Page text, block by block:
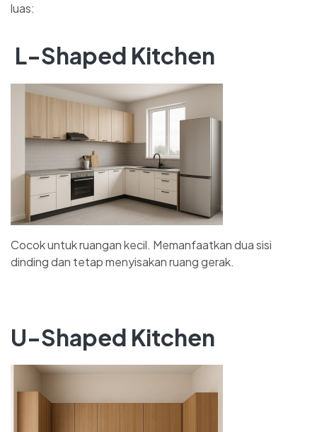
luas:
L-Shaped Kitchen
Cocok untuk ruangan kecil. Memanfaatkan dua sisi
dinding dan tetap menyisakan ruang gerak.
U-Shaped Kitchen